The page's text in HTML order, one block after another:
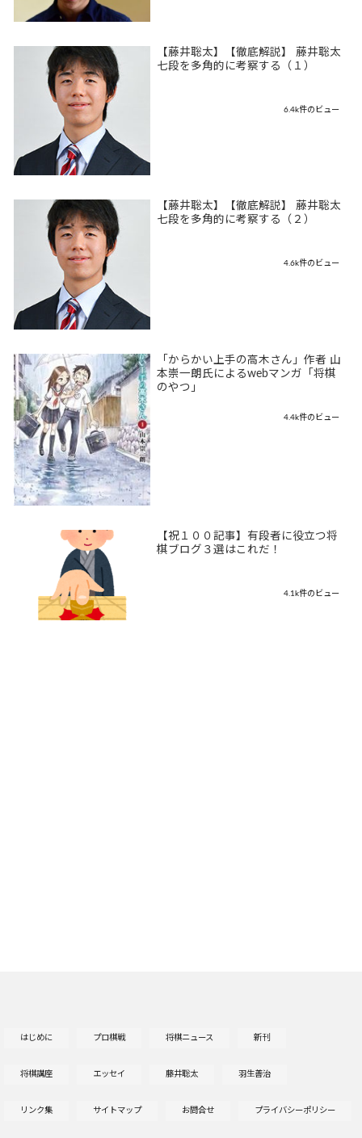
【藤井聡太】【徹底解説】 藤井聡太
七段を多角的に考察する（１）
6.4k件のビュー
【藤井聡太】【徹底解説】 藤井聡太
七段を多角的に考察する（２）
4.6k件のビュー
「からかい上手の高木さん」作者 山
本崇一朗氏によるwebマンガ「将棋
のやつ」
4.4k件のビュー
【祝１００記事】有段者に役立つ将
棋ブログ３選はこれだ！
4.1k件のビュー
はじめに プロ棋戦 将棋ニュース 新刊
将棋講座 エッセイ 藤井聡太 羽生善治
リンク集 サイトマップ お問合せ プライバシーポリシー